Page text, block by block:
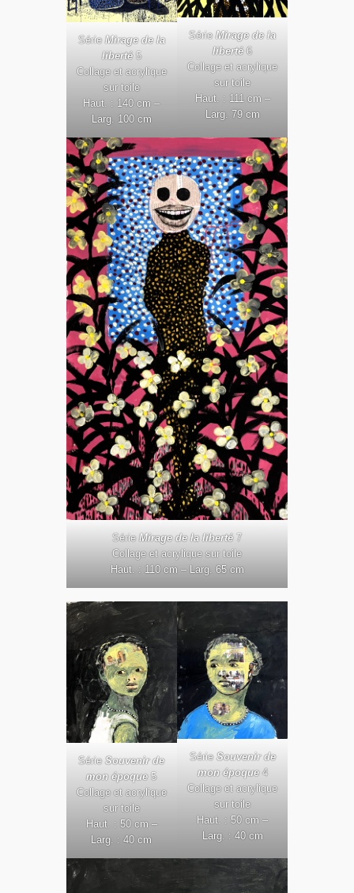
SérieMirage de la
liberté5
Collage et acrylique
sur toile
Haut. : 140 cm –
Larg. 100 cm
SérieMirage de la
liberté6
Collage et acrylique
sur toile
Haut. : 111 cm –
Larg. 79 cm
SérieMirage de la liberté7
Collage et acrylique sur toile
Haut. : 110 cm – Larg. 65 cm
SérieSouvenir de
mon époque5
Collage et acrylique
sur toile
Haut. : 50 cm –
Larg. : 40 cm
SérieSouvenir de
mon époque4
Collage et acrylique
sur toile
Haut. : 50 cm –
Larg. : 40 cm